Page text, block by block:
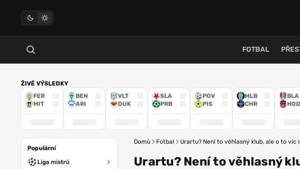
FOTBAL
ŽIVÉ VÝSLEDKY
FER
MIT
BEN
ARI
VLT
DUK
SLA
PRB
POV
PIS
MLB
CHR
BLA
HOD
Populární
Liga mistrů
Domů Fotbal Urartu? Není to věhlasný klub, ale o to víc
Urartu? Není to věhlasný